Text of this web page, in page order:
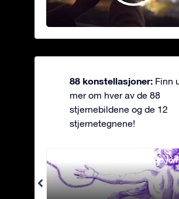
88 konstellasjoner: Finn
mer om hver av de 88
stjernebildene og de 12
stjernetegnene!
Andromeda - Den lenkede